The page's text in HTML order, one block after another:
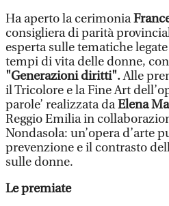
Ha aperto la cerimonia
consigliera di parità
esperta sulle tematiche
tempi di vita delle donne,
"Generazioni diritti".Alle
il Tricolore e la Fine Art
parole’ realizzata daElena
Reggio Emilia in
Nondasola: un’opera d’arte
prevenzione e il contrasto
sulle donne.
Le premiate